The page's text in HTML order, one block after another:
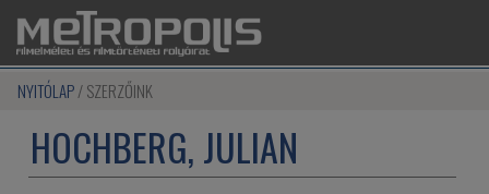
NYITÓLAP SZERZŐINK
HOCHBERG, JULIAN